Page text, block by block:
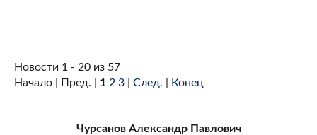
Новости 1 - 20 из 57
Начало | Пред. | 1 2 3 След. Конец
Чурсанов Александр Павлович